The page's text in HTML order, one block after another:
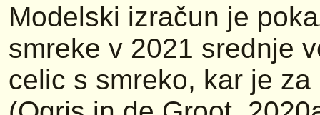
Modelski izračun je
smreke v 2021 srednje
celic s smreko, kar je